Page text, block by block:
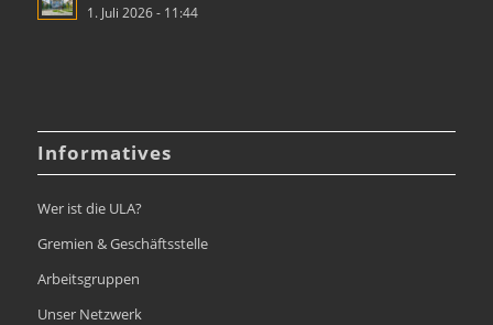
1. Juli 2026 - 11:44
Informatives
Wer ist die ULA?
Gremien & Geschäftsstelle
Arbeitsgruppen
Unser Netzwerk